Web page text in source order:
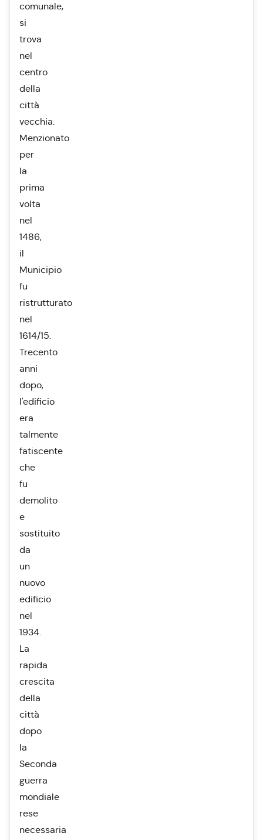
comunale,
si
trova
nel
centro
della
città
vecchia.
Menzionato
per
la
prima
volta
nel
1486,
il
Municipio
fu
ristrutturato
nel
1614/15.
Trecento
anni
dopo,
l'edificio
era
talmente
fatiscente
che
fu
demolito
e
sostituito
da
un
nuovo
edificio
nel
1934.
La
rapida
crescita
della
città
dopo
la
Seconda
guerra
mondiale
rese
necessaria